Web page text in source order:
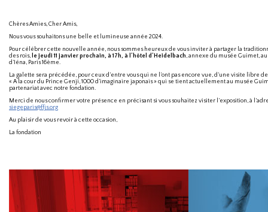
Chères Amies, Cher Amis,
Nous vous souhaitons une belle et lumineuse année 2024.
Pour célébrer cette nouvelle année, nous sommes heureux de vous inviter à partager la
des rois, le jeudi 11 janvier prochain, à 17h, à l’hôtel d’Heidelbach, annexe du musée Guimet,
d’Iéna, Paris 16ème.
La galette sera précédée, pour ceux d’entre vous qui ne l’ont pas encore vue, d’une visite libre
« A la cour du Prince Genji, 1000 d’imaginaire japonais » qui se tient actuellement au musée
partenariat avec notre fondation.
Merci de nous confirmer votre présence en précisant si vous souhaitez visiter l’exposition, à
siegeparis@ffjs.org
Au plaisir de vous revoir à cette occasion,
La fondation